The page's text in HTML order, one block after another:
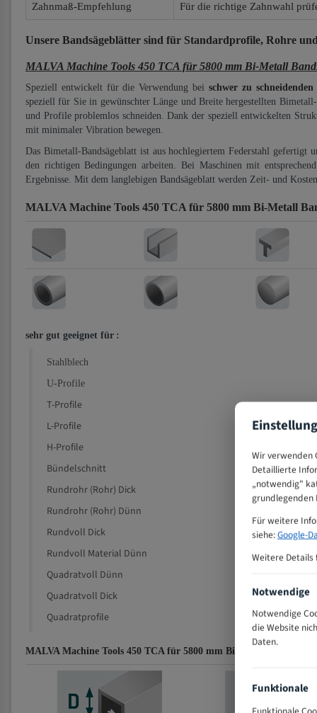
Zahnmaß-Empfehlung Für die richtige Zahnwahl
Unsere Bandsägeblätter sind für Standardprofile, Rohre
MALVA Machine Tools 450 TCA für 5800 mm Bi-Metall
Speziell entwickelt für die Verwendung bei schwer zu
speziell für Sie in gewünschter Länge und Breite hergestellten
und Profile problemlos schneiden. Dank der speziell entwickelten
mit minimaler Vibration bewegen.
Das Bimetall-Bandsägeblatt ist aus hochlegiertem Federstahl
den richtigen Bedingungen arbeiten. Bei Maschinen mit
Ergebnisse. Mit dem langlebigen Bandsägeblatt werden Zeit- und
MALVA Machine Tools 450 TCA für 5800 mm Bi-Metall
sehr gut geeignet für :
Stahlblech
U-Profile
T-Profile
L-Profile
H-Profile
Bündelschnitt
Rundrohr (Rohr) Dick
Rundrohr (Rohr) Dünn
Rundvoll Dick
Rundvoll Material Dünn
Quadratvoll Dünn
Quadratvoll Dick
Quadratprofile
MALVA Machine Tools 450 TCA für 5800 mm Bi-Metall
Wir verwenden
Detaillierte
„notwendig"
grundlegenden
Für weitere
siehe:Google-
Weitere Details
Notwendige
Notwendige
die Website
Daten.
Funktionale